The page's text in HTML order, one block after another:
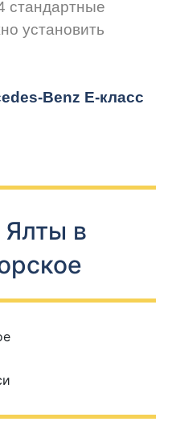
стандартные
установить
Benz E-класс
Ялты в